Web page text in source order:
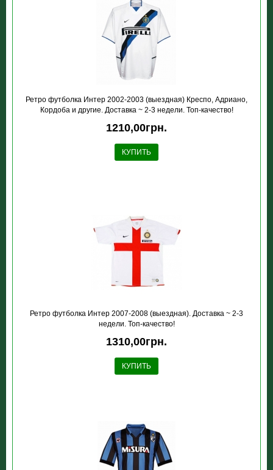
Ретро футболка Интер 2002-2003 (выездная) Креспо, Адриано,
Кордоба и другие. Доставка ~ 2-3 недели. Топ-качество!
1210,00грн.
КУПИТЬ
Ретро футболка Интер 2007-2008 (выездная). Доставка ~ 2-3
недели. Топ-качество!
1310,00грн.
КУПИТЬ